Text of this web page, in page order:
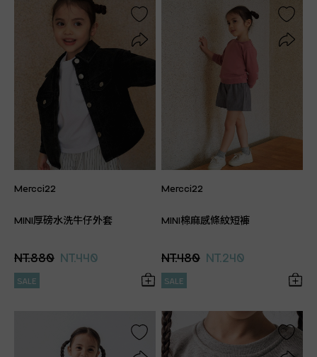
Mercci22
MINI厚磅水洗牛仔外套
NT.880 NT.440
SALE
Mercci22
MINI棉麻感條紋短褲
NT.480 NT.240
SALE